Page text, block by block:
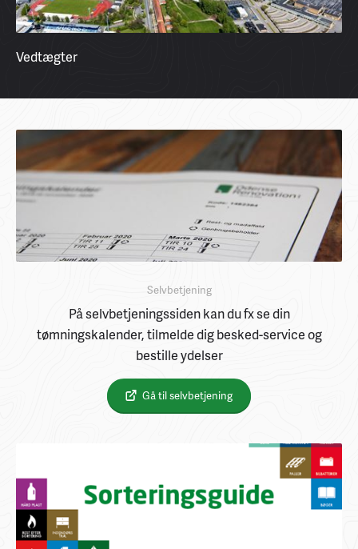
Vedtægter
Selvbetjening
På selvbetjeningssiden kan du fx se din
tømningskalender, tilmelde dig besked-service og
bestille ydelser
Gå til selvbetjening